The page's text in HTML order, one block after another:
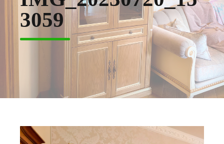
3059